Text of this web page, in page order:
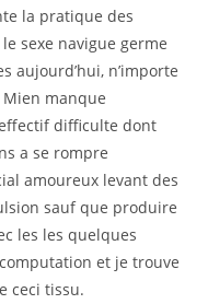
la pratique des
sexe navigue germe
aujourd’hui, n’importe
Mien manque
difficulte dont
a se rompre
amoureux levant des
sauf que produire
les les quelques
et je trouve
ceci tissu.